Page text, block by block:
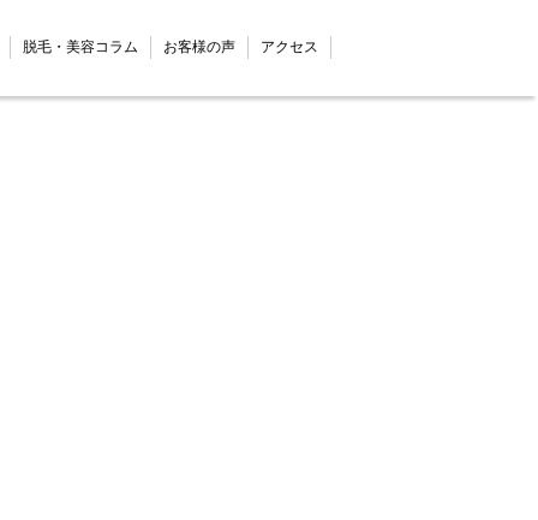
脱毛・美容コラム お客様の声 アクセス